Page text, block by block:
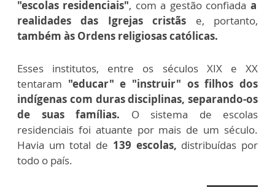
"escolas residenciais", com a gestão confiada a
realidades das Igrejas cristãs e, portanto,
também às Ordens religiosas católicas.
Esses institutos, entre os séculos XIX e XX
tentaram "educar" e "instruir" os filhos dos
indígenas com duras disciplinas, separando-os
de suas famílias. O sistema de escolas
residenciais foi atuante por mais de um século.
Havia um total de 139 escolas, distribuídas por
todo o país.